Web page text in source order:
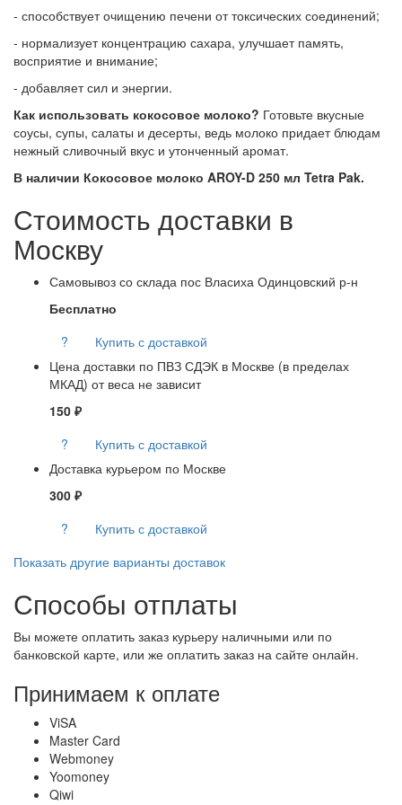
- способствует очищению печени от токсических соединений;
- нормализует концентрацию сахара, улучшает память,
восприятие и внимание;
- добавляет сил и энергии.
Как использовать кокосовое молоко? Готовьте вкусные
соусы, супы, салаты и десерты, ведь молоко придает блюдам
нежный сливочный вкус и утонченный аромат.
В наличии Кокосовое молоко AROY-D 250 мл Tetra Pak.
Стоимость доставки в
Москву
Самовывоз со склада пос Власиха Одинцовский р-н
Бесплатно
?
Купить с доставкой
Цена доставки по ПВЗ СДЭК в Москве (в пределах
МКАД) от веса не зависит
150 ₽
?
Купить с доставкой
Доставка курьером по Москве
300 ₽
?
Купить с доставкой
Показать другие варианты доставок
Способы отплаты
Вы можете оплатить заказ курьеру наличными или по
банковской карте, или же оплатить заказ на сайте онлайн.
Принимаем к оплате
ViSA
Master Card
Webmoney
Yoomoney
Qiwi